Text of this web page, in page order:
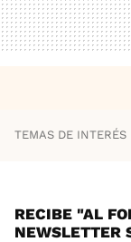
TEMAS DE INTERÉS
RECIBE "AL
NEWSLETTER